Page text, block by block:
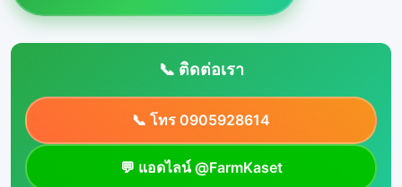
📞 ติดต่อเรา
📞 โทร 0905928614
💬 แอดไลน์ @FarmKaset